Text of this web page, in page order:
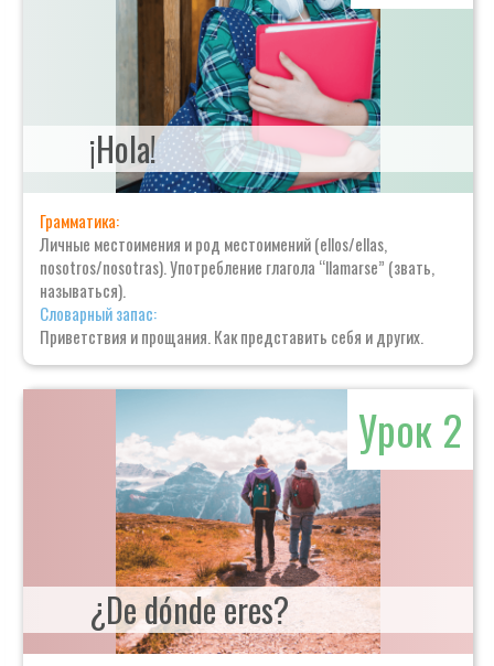
¡Hola!
Грамматика:
Личные местоимения и род местоимений (ellos/ellas,
nosotros/nosotras). Употребление глагола “llamarse” (звать,
называться).
Словарный запас:
Приветствия и прощания. Как представить себя и других.
Урок 2
¿De dónde eres?